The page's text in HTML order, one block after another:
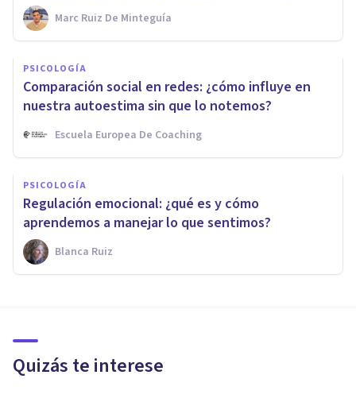
Marc Ruiz De Minteguía
PSICOLOGÍA
Comparación social en redes: ¿cómo influye en
nuestra autoestima sin que lo notemos?
Escuela Europea De Coaching
PSICOLOGÍA
Regulación emocional: ¿qué es y cómo
aprendemos a manejar lo que sentimos?
Blanca Ruiz
Quizás te interese